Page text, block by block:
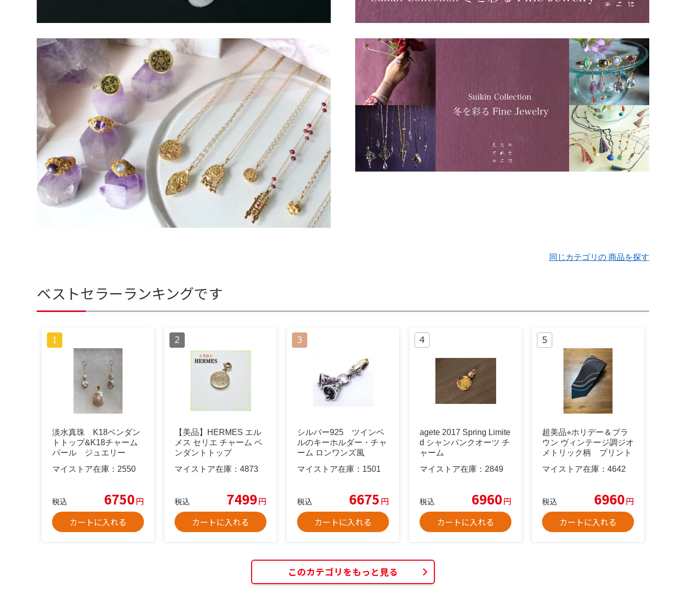
同じカテゴリの 商品を探す
ベストセラーランキングです
淡水真珠 K18ペンダン
トトップ&K18チャーム
パール ジュエリー
マイストア在庫： 2550
税込 6750円
カートに入れる
【美品】HERMES エル
メス セリエ チャーム ペ
ンダントトップ
マイストア在庫： 4873
税込 7499円
カートに入れる
シルバー925 ツインベ
ルのキーホルダー・チャ
ーム ロンワンズ風
マイストア在庫： 1501
税込 6675 円
カートに入れる
agete 2017 Spring Limite
d シャンパンクオーツ チ
ャーム
マイストア在庫： 2849
税込 6960円
カートに入れる
超美品⭐︎ホリデー＆ブラ
ウン ヴィンテージ調ジオ
メトリック柄 プリント
マイストア在庫： 4642
税込 6960円
カートに入れる
このカテゴリをもっと見る